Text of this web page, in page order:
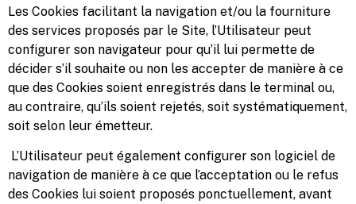
Les Cookies facilitant la navigation et/ou la fourniture
des services proposés par le Site, l’Utilisateur peut
configurer son navigateur pour qu’il lui permette de
décider s’il souhaite ou non les accepter de manière à ce
que des Cookies soient enregistrés dans le terminal ou,
au contraire, qu’ils soient rejetés, soit systématiquement,
soit selon leur émetteur.
L’Utilisateur peut également configurer son logiciel de
navigation de manière à ce que l’acceptation ou le refus
des Cookies lui soient proposés ponctuellement, avant